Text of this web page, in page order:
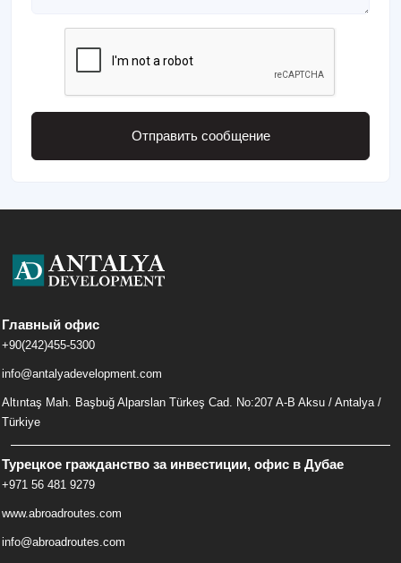
Отправить сообщение
Главный офис
+90(242)455-5300
info@antalyadevelopment.com
Altıntaş Mah. Başbuğ Alparslan Türkeş Cad. No:207 A-B Aksu / Antalya /
Türkiye
Турецкое гражданство за инвестиции, офис в Дубае
+971 56 481 9279
www.abroadroutes.com
info@abroadroutes.com